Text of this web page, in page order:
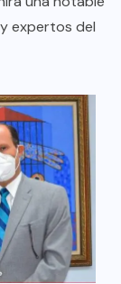
expertos del